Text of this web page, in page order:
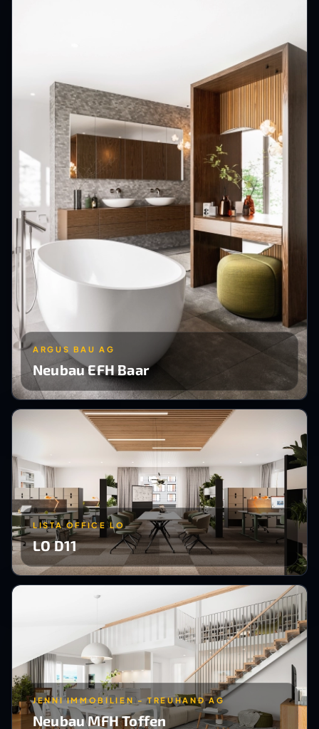
ARGUS BAU AG
Neubau EFH Baar
LISTA OFFICE LO
LO D11
JENNI IMMOBILIEN - TREUHAND AG
Neubau MFH Toffen